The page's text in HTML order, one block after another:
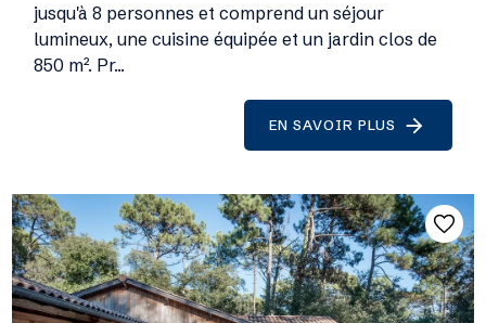
jusqu'à 8 personnes et comprend un séjour
lumineux, une cuisine équipée et un jardin clos de
850 m². Pr...
EN SAVOIR PLUS